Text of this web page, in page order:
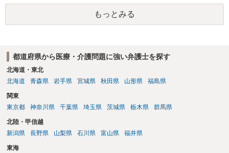
の採卵・培養・凍結工程で、今回関わった培養士を自分たちの治療に
関与させないよう求める」ご意向があるのであれば、今後この病院で
の不妊治療を継続するお考えがあるように思われます。仮に、今後も
で、病院の提案内容を検討すると、約５万３千円の内訳は、６個分の
培養・凍結費用の保険負担分とのことですから、今回失われた胚盤胞
のみならず、維持されている５個分の胚盤胞についても病院負担とし
数K917参照）。 他方で、４ＢＡというグレードが高い胚盤胞の移植が
叶わなくなったことについては、慰謝料を主張したいところです。こ
の点、ご相談者様ご夫婦、特に奥様のご年齢は、主張内容に影響を及
開始時43歳未満という保険適用の制約からすれば、ご年齢が高ければ
（一つの基準としては40歳、43歳でしょうか）、グレード４ＢＡの胚
もっとみる
都道府県から医療・介護問題に強い弁護士を探す
北海道・東北
北海道
青森県 岩手県 宮城県 秋田県 山形県 福島県
関東
東京都
神奈川県 千葉県 埼玉県 茨城県 栃木県 群馬県
北陸・甲信越
新潟県
長野県 山梨県 石川県 富山県 福井県
東海